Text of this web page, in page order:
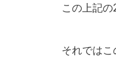
この上記の
それではこ